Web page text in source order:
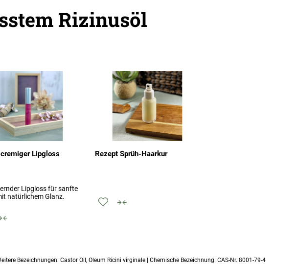
Rizinusöl
Lipgloss
Lipgloss für sanfte
natürlichem Glanz.
hinzufügen
Rezept Sprüh-Haarkur
Zur hinzufügen
Bezeichnungen: Castor Oil, Oleum Ricini virginale | Chemische Bezeichnung: CAS-Nr. 8001-79-4